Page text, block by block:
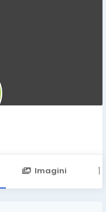
Imagini